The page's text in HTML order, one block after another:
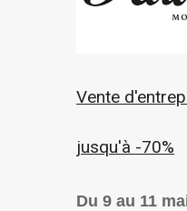
Vente
jusqu'à -70%
Du 9 au 11